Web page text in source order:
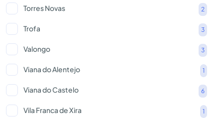
Torres Novas 2
Trofa 3
Valongo 3
Viana do Alentejo 1
Viana do Castelo 6
Vila Franca de Xira 1